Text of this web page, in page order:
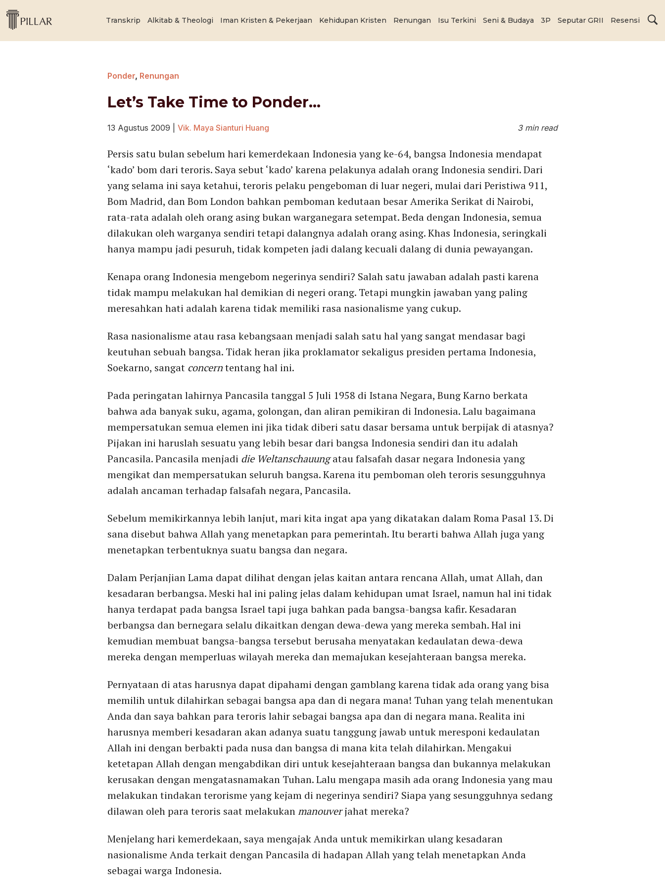
Transkrip Alkitab & Theologi Iman Kristen & Pekerjaan Kehidupan Kristen Renungan Isu Terkini Seni & Budaya 3P Seputar GRII Resensi
Ponder, Renungan
Let’s Take Time to Ponder…
13 Agustus 2009 Vik. Maya Sianturi Huang 3 min read
Persis satu bulan sebelum hari kemerdekaan Indonesia yang ke-64, bangsa Indonesia mendapat
‘kado’ bom dari teroris. Saya sebut ‘kado’ karena pelakunya adalah orang Indonesia sendiri. Dari
yang selama ini saya ketahui, teroris pelaku pengeboman di luar negeri, mulai dari Peristiwa 911,
Bom Madrid, dan Bom London bahkan pemboman kedutaan besar Amerika Serikat di Nairobi,
rata-rata adalah oleh orang asing bukan warganegara setempat. Beda dengan Indonesia, semua
dilakukan oleh warganya sendiri tetapi dalangnya adalah orang asing. Khas Indonesia, seringkali
hanya mampu jadi pesuruh, tidak kompeten jadi dalang kecuali dalang di dunia pewayangan.
Kenapa orang Indonesia mengebom negerinya sendiri? Salah satu jawaban adalah pasti karena
tidak mampu melakukan hal demikian di negeri orang. Tetapi mungkin jawaban yang paling
meresahkan hati adalah karena tidak memiliki rasa nasionalisme yang cukup.
Rasa nasionalisme atau rasa kebangsaan menjadi salah satu hal yang sangat mendasar bagi
keutuhan sebuah bangsa. Tidak heran jika proklamator sekaligus presiden pertama Indonesia,
Soekarno, sangat concerntentang hal ini.
Pada peringatan lahirnya Pancasila tanggal 5 Juli 1958 di Istana Negara, Bung Karno berkata
bahwa ada banyak suku, agama, golongan, dan aliran pemikiran di Indonesia. Lalu bagaimana
mempersatukan semua elemen ini jika tidak diberi satu dasar bersama untuk berpijak di atasnya?
Pijakan ini haruslah sesuatu yang lebih besar dari bangsa Indonesia sendiri dan itu adalah
Pancasila. Pancasila menjadi die Weltanschauungatau falsafah dasar negara Indonesia yang
mengikat dan mempersatukan seluruh bangsa. Karena itu pemboman oleh teroris sesungguhnya
adalah ancaman terhadap falsafah negara, Pancasila.
Sebelum memikirkannya lebih lanjut, mari kita ingat apa yang dikatakan dalam Roma Pasal 13. Di
sana disebut bahwa Allah yang menetapkan para pemerintah. Itu berarti bahwa Allah juga yang
menetapkan terbentuknya suatu bangsa dan negara.
Dalam Perjanjian Lama dapat dilihat dengan jelas kaitan antara rencana Allah, umat Allah, dan
kesadaran berbangsa. Meski hal ini paling jelas dalam kehidupan umat Israel, namun hal ini tidak
hanya terdapat pada bangsa Israel tapi juga bahkan pada bangsa-bangsa kafir. Kesadaran
berbangsa dan bernegara selalu dikaitkan dengan dewa-dewa yang mereka sembah. Hal ini
kemudian membuat bangsa-bangsa tersebut berusaha menyatakan kedaulatan dewa-dewa
mereka dengan memperluas wilayah mereka dan memajukan kesejahteraan bangsa mereka.
Pernyataan di atas harusnya dapat dipahami dengan gamblang karena tidak ada orang yang bisa
memilih untuk dilahirkan sebagai bangsa apa dan di negara mana! Tuhan yang telah menentukan
Anda dan saya bahkan para teroris lahir sebagai bangsa apa dan di negara mana. Realita ini
harusnya memberi kesadaran akan adanya suatu tanggung jawab untuk meresponi kedaulatan
Allah ini dengan berbakti pada nusa dan bangsa di mana kita telah dilahirkan. Mengakui
ketetapan Allah dengan mengabdikan diri untuk kesejahteraan bangsa dan bukannya melakukan
kerusakan dengan mengatasnamakan Tuhan. Lalu mengapa masih ada orang Indonesia yang mau
melakukan tindakan terorisme yang kejam di negerinya sendiri? Siapa yang sesungguhnya sedang
dilawan oleh para teroris saat melakukanmanouverjahat mereka?
Menjelang hari kemerdekaan, saya mengajak Anda untuk memikirkan ulang kesadaran
nasionalisme Anda terkait dengan Pancasila di hadapan Allah yang telah menetapkan Anda
sebagai warga Indonesia.